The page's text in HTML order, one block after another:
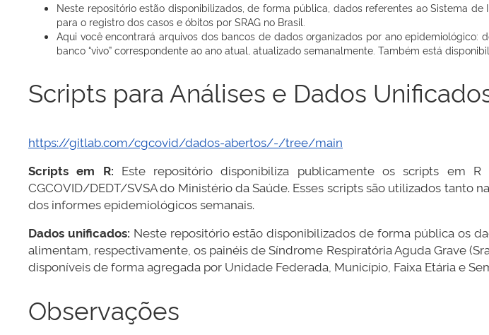
Neste repositório estão disponibilizados, de forma pública, dados referentes ao Sistema
para o registro dos casos e óbitos por SRAG no Brasil.
Aqui você encontrará arquivos dos bancos de dados organizados por ano epidemiológico:
banco “vivo” correspondente ao ano atual, atualizado semanalmente. Também está
Scripts para Análises e Dados
https://gitlab.com/cgcovid/dados-abertos/-/tree/main
Scripts em R: Este repositório disponibiliza publicamente os scripts em
CGCOVID/DEDT/SVSA do Ministério da Saúde. Esses scripts são utilizados tanto
dos informes epidemiológicos semanais.
Dados unificados: Neste repositório estão disponibilizados de forma pública os
alimentam, respectivamente, os painéis de Síndrome Respiratória Aguda Grave
disponíveis de forma agregada por Unidade Federada, Município, Faixa Etária e
Observações